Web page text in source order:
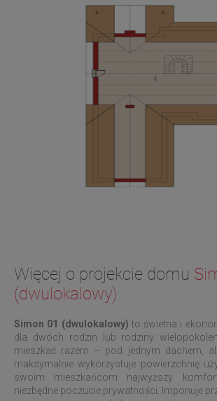
Więcej o projekcie domu
(dwulokalowy)
Simon 01 (dwulokalowy) to świetna i
dla dwóch rodzin lub rodziny
mieszkać razem – pod jednym dachem,
maksymalnie wykorzystuje powierzchnię
swoim mieszkańcom najwyższy
niezbędne poczucie prywatności. Imponuje